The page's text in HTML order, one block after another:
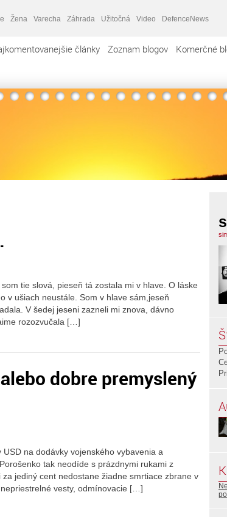
Žena Varecha Záhrada Užitočná Video DefenceNews
články Zoznam blogov Komerčné
tie slová, pieseň tá zostala mi v hlave. O láske
v ušiach neustále. Som v hlave sám,jeseň
V šedej jeseni zazneli mi znova, dávno
rozozvučala […]
dobre premyslený
na dodávky vojenského vybavenia a
tak neodíde s prázdnymi rukami z
jediný cent nedostane žiadne smrtiace zbrane v
vesty, odmínovacie […]